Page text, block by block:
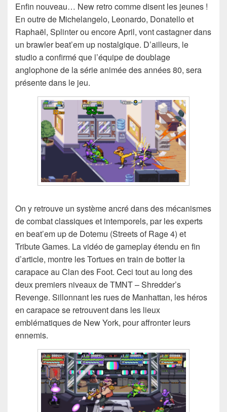
Enfin nouveau… New retro comme disent les jeunes !
En outre de Michelangelo, Leonardo, Donatello et
Raphaël, Splinter ou encore April, vont castagner dans
un brawler beat’em up nostalgique. D’ailleurs, le
studio a confirmé que l’équipe de doublage
anglophone de la série animée des années 80, sera
présente dans le jeu.
On y retrouve un système ancré dans des mécanismes
de combat classiques et intemporels, par les experts
en beat’em up de Dotemu (Streets of Rage 4) et
Tribute Games. La vidéo de gameplay étendu en fin
d’article, montre les Tortues en train de botter la
carapace au Clan des Foot. Ceci tout au long des
deux premiers niveaux de TMNT – Shredder’s
Revenge. Sillonnant les rues de Manhattan, les héros
en carapace se retrouvent dans les lieux
emblématiques de New York, pour affronter leurs
ennemis.